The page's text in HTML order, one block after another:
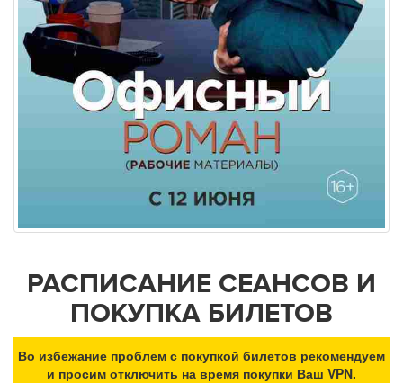
РАСПИСАНИЕ СЕАНСОВ И
ПОКУПКА БИЛЕТОВ
Во избежание проблем с покупкой билетов рекомендуем
и просим отключить на время покупки Ваш VPN.